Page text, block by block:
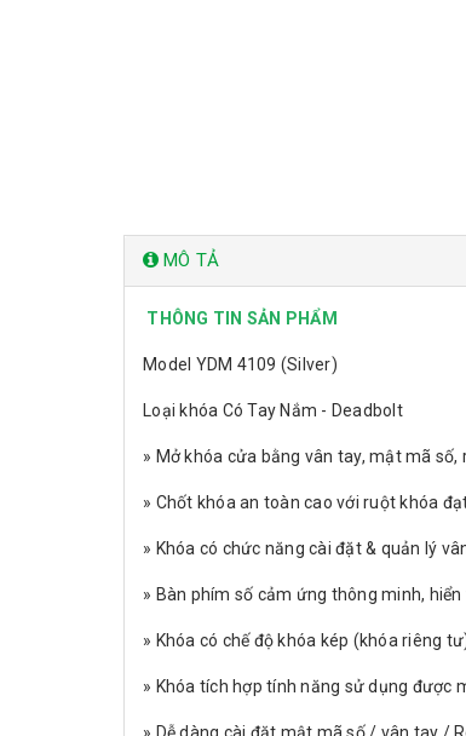
MÔ TẢ
THÔNG TIN SẢN PHẨM
Model YDM 4109 (Silver)
Loại khóa Có Tay Nắm - Deadbolt
» Mở khóa cửa bằng vân tay, mật mã
» Chốt khóa an toàn cao với ruột khóa
» Khóa có chức năng cài đặt & quản lý
» Bàn phím số cảm ứng thông minh,
» Khóa có chế độ khóa kép (khóa riêng
» Khóa tích hợp tính năng sử dụng được